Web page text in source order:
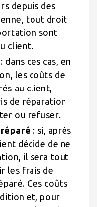
depuis des
tout droit
sont
client.
: dans ces cas, en
les coûts de
au client,
de réparation
ou refuser.
: si, après
décide de ne
il sera tout
les frais de
Ces coûts
et, pour